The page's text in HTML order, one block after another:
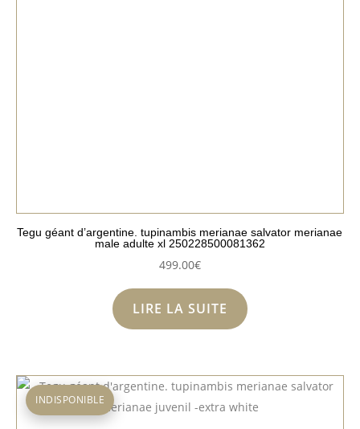
Tegu géant d’argentine. tupinambis merianae salvator merianae
male adulte xl 250228500081362
499.00€
LIRE LA SUITE
INDISPONIBLE